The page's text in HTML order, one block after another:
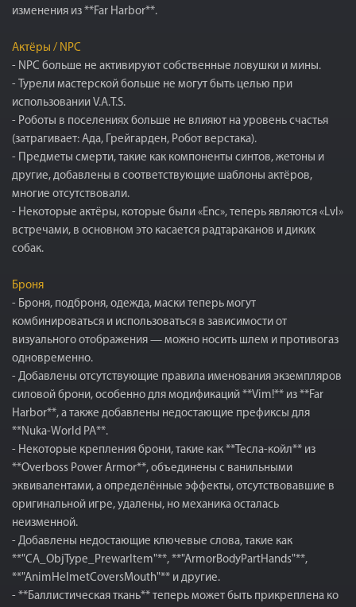
изменения из **Far Harbor**.
Актёры / NPC
- NPC больше не активируют собственные ловушки и мины.
- Турели мастерской больше не могут быть целью при
использовании V.A.T.S.
- Роботы в поселениях больше не влияют на уровень счастья
(затрагивает: Ада, Грейгарден, Робот верстака).
- Предметы смерти, такие как компоненты синтов, жетоны и
другие, добавлены в соответствующие шаблоны актёров,
многие отсутствовали.
- Некоторые актёры, которые были «Enc», теперь являются «Lvl»
встречами, в основном это касается радтараканов и диких
собак.
Броня
- Броня, подброня, одежда, маски теперь могут
комбинироваться и использоваться в зависимости от
визуального отображения — можно носить шлем и противогаз
одновременно.
- Добавлены отсутствующие правила именования экземпляров
силовой брони, особенно для модификаций **Vim!** из **Far
Harbor**, а также добавлены недостающие префиксы для
**Nuka-World PA**.
- Некоторые крепления брони, такие как **Тесла-койл** из
**Overboss Power Armor**, объединены с ванильными
эквивалентами, а определённые эффекты, отсутствовавшие в
оригинальной игре, удалены, но механика осталась
неизменной.
- Добавлены недостающие ключевые слова, такие как
**"CA_ObjType_PrewarItem"**, **"ArmorBodyPartHands"**,
**"AnimHelmetCoversMouth"** и другие.
- **Баллистическая ткань** теперь может быть прикреплена ко